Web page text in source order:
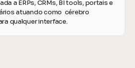
a ERPs, CRMs, BI tools, portais e
atuando como  cérebro
qualquer interface.